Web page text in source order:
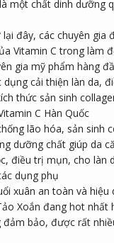
một chất dinh dưỡng
đây, các chuyên gia
Vitamin C trong làm
gia mỹ phẩm hàng
dụng cải thiện làn da,
thức sản sinh
C Hàn Quốc
lão hóa, sản sinh
dưỡng chất giúp da
điều trị mụn, cho làn
dụng phụ
xuân an toàn và hiệu
Xoắn đang hot nhất
bảo, được rất